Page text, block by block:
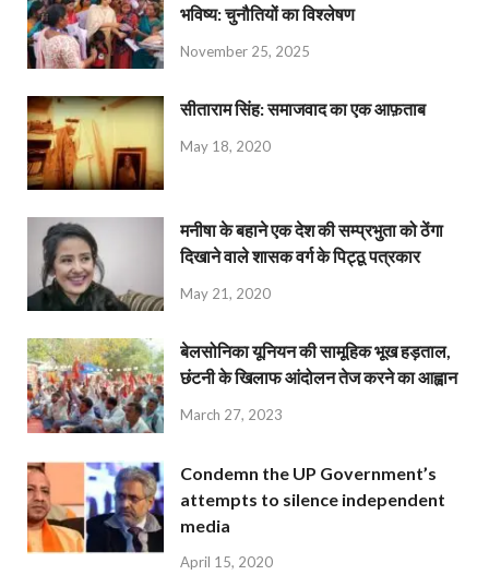
भविष्य: चुनौतियों का विश्लेषण
November 25, 2025
सीताराम सिंह: समाजवाद का एक आफ़ताब
May 18, 2020
मनीषा के बहाने एक देश की सम्प्रभुता को ठेंगा
दिखाने वाले शासक वर्ग के पिट्ठू पत्रकार
May 21, 2020
बेलसोनिका यूनियन की सामूहिक भूख हड़ताल,
छंटनी के खिलाफ आंदोलन तेज करने का आह्वान
March 27, 2023
Condemn the UP Government’s
attempts to silence independent
media
April 15, 2020